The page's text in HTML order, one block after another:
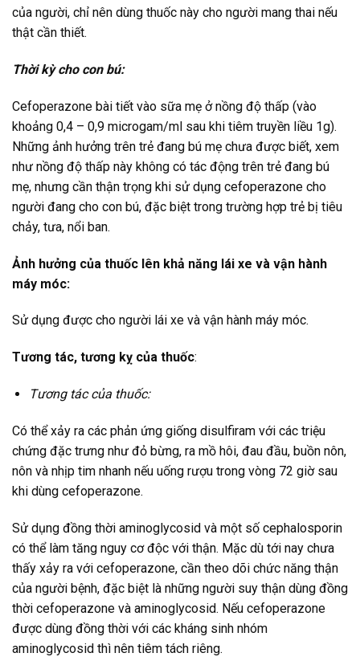
của người, chỉ nên dùng thuốc này cho người mang thai nếu
thật cần thiết.
Thời kỳ cho con bú:
Cefoperazone bài tiết vào sữa mẹ ở nồng độ thấp (vào
khoảng 0,4 – 0,9 microgam/ml sau khi tiêm truyền liều 1g).
Những ảnh hưởng trên trẻ đang bú mẹ chưa được biết, xem
như nồng độ thấp này không có tác động trên trẻ đang bú
mẹ, nhưng cần thận trọng khi sử dụng cefoperazone cho
người đang cho con bú, đặc biệt trong trường hợp trẻ bị tiêu
chảy, tưa, nổi ban.
Ảnh hưởng của thuốc lên khả năng lái xe và vận hành
máy móc:
Sử dụng được cho người lái xe và vận hành máy móc.
Tương tác, tương kỵ của thuốc:
Tương tác của thuốc:
Có thể xảy ra các phản ứng giống disulfiram với các triệu
chứng đặc trưng như đỏ bừng, ra mồ hôi, đau đầu, buồn nôn,
nôn và nhịp tim nhanh nếu uống rượu trong vòng 72 giờ sau
khi dùng cefoperazone.
Sử dụng đồng thời aminoglycosid và một số cephalosporin
có thể làm tăng nguy cơ độc với thận. Mặc dù tới nay chưa
thấy xảy ra với cefoperazone, cần theo dõi chức năng thận
của người bệnh, đặc biệt là những người suy thận dùng đồng
thời cefoperazone và aminoglycosid. Nếu cefoperazone
được dùng đồng thời với các kháng sinh nhóm
aminoglycosid thì nên tiêm tách riêng.